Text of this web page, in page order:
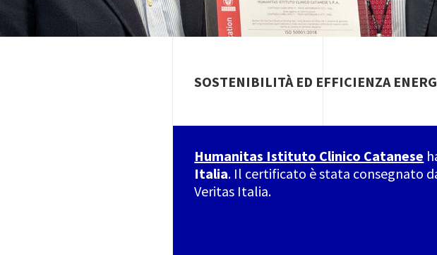
SOSTENIBILITÀ ED EFFICIENZA
Humanitas Istituto Clinico Catanese
Italia. Il certificato è stata consegnato
Veritas Italia.